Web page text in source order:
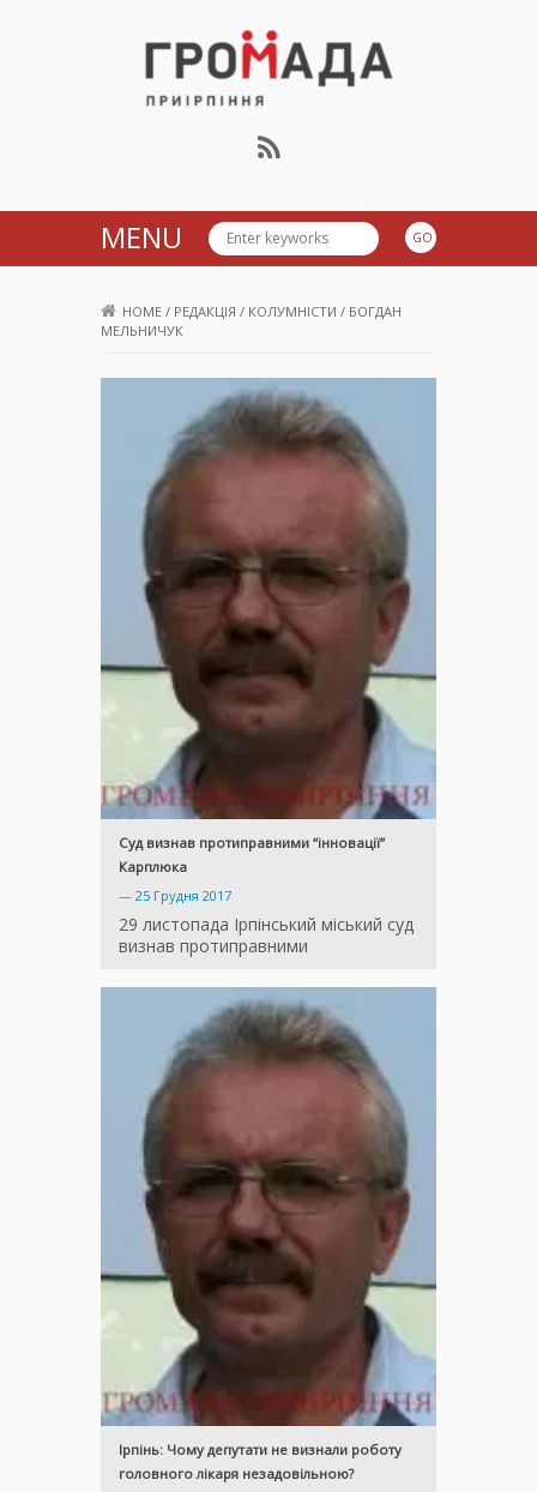
Громада Приірпіння
MENU
HOME / РЕДАКЦІЯ / КОЛУМНІСТИ / БОГДАН
МЕЛЬНИЧУК
Суд визнав протиправними “інновації”
Карплюка
— 25 Грудня 2017
29 листопада Ірпінський міський суд
визнав протиправними
Ірпінь: Чому депутати не визнали роботу
головного лікаря незадовільною?